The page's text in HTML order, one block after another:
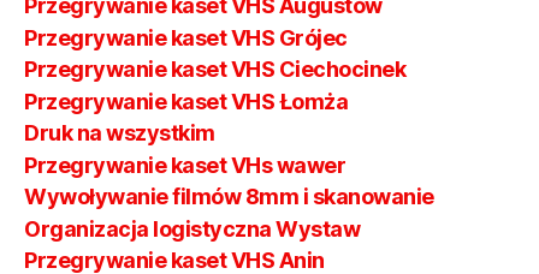
Przegrywanie kaset VHS Augustów
Przegrywanie kaset VHS Grójec
Przegrywanie kaset VHS Ciechocinek
Przegrywanie kaset VHS Łomża
Druk na wszystkim
Przegrywanie kaset VHs wawer
Wywoływanie filmów 8mm i skanowanie
Organizacja logistyczna Wystaw
Przegrywanie kaset VHS Anin